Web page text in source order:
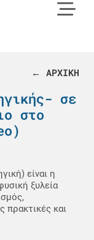
← ΑΡΧΙΚΗ
σε
στο
είναι η
ξυλεία
πρακτικές και